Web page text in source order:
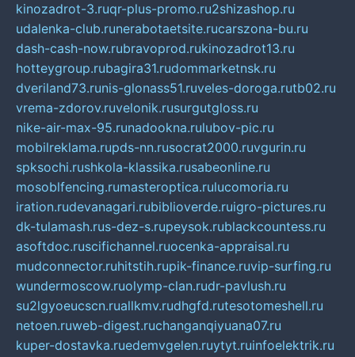
kinozadrot-3.ruqr-plus-promo.ru2shizashop.ru
udalenka-club.runerabotaetsite.rucarszona-bu.ru
dash-cash-now.rubravoprod.rukinozadrot13.ru
hotteygroup.rubagira31.rudommarketnsk.ru
dveriland73.runis-glonass51.ruveles-doroga.rutb02.ru
vrema-zdorov.ruvelonik.rusurgutgloss.ru
nike-air-max-95.runadookna.rulubov-pic.ru
mobilreklama.rupds-nn.rusocrat2000.ruvgurin.ru
spksochi.rushkola-klassika.rusabeonline.ru
mosoblfencing.rumasteroptica.rulucomoria.ru
iration.rudevanagari.rubiblioverde.ruigro-pictures.ru
dk-tulamash.rus-dez-s.rupeysok.rublackcountess.ru
asoftdoc.ruscifichannel.ruocenka-appraisal.ru
mudconnector.ruhitstih.rupik-finance.ruvip-surfing.ru
wundermoscow.ruolymp-clan.rudr-pavlush.ru
su2lgyoeucscn.ruallkmv.rudhgfd.rutesotomeshell.ru
netoen.ruweb-digest.ruchanganqiyuana07.ru
kuper-dostavka.ruedemvgelen.ruytyt.ruinfoelektrik.ru